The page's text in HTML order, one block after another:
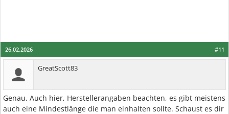
#11
26.02.2026
GreatScott83
Genau. Auch hier, Herstellerangaben beachten, es gibt meistens
auch eine Mindestlänge die man einhalten sollte. Schaust es dir